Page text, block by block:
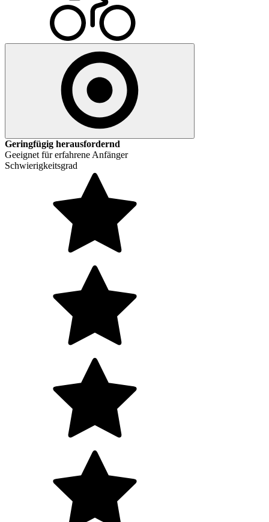
Geringfügig herausfordernd
Geeignet für erfahrene Anfänger
Schwierigkeitsgrad